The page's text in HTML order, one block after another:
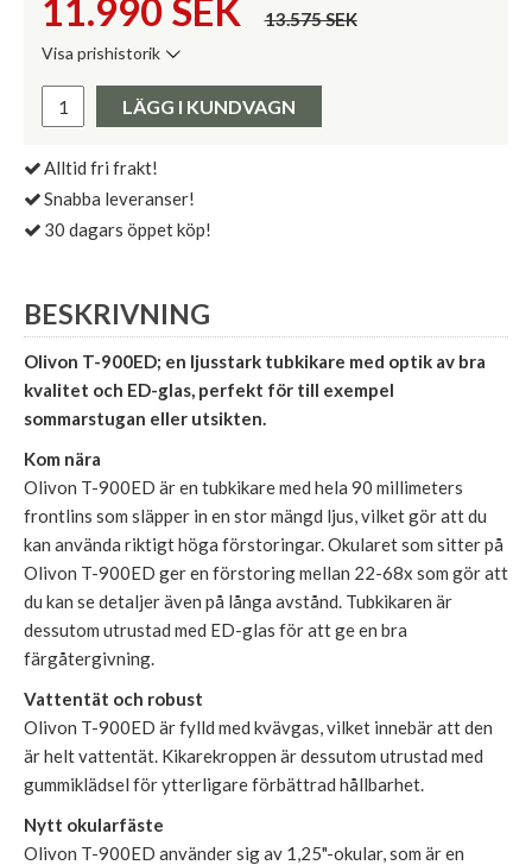
11.990 SEK 13.575 SEK
Visa prishistorik
Pris:
LÄGG I KUNDVAGN
Alltid fri frakt!
Snabba leveranser!
30 dagars öppet köp!
BESKRIVNING
Olivon T-900ED; en ljusstark tubkikare med optik av bra
kvalitet och ED-glas, perfekt för till exempel
sommarstugan eller utsikten.
Kom nära
Olivon T-900ED är en tubkikare med hela 90 millimeters
frontlins som släpper in en stor mängd ljus, vilket gör att du
kan använda riktigt höga förstoringar. Okularet som sitter på
Olivon T-900ED ger en förstoring mellan 22-68x som gör att
du kan se detaljer även på långa avstånd. Tubkikaren är
dessutom utrustad med ED-glas för att ge en bra
färgåtergivning.
Vattentät och robust
Olivon T-900ED är fylld med kvävgas, vilket innebär att den
är helt vattentät. Kikarekroppen är dessutom utrustad med
gummiklädsel för ytterligare förbättrad hållbarhet.
Nytt okularfäste
Olivon T-900ED använder sig av 1,25"-okular, som är en